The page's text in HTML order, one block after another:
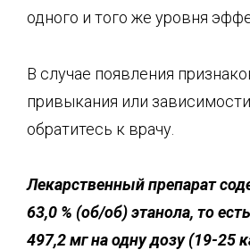
одного и того же уровня
В случае появления
привыкания или
обратитесь к врачу.
Лекарственный препарат
63,0 % (об/об) этанола, то
497,2 мг на одну дозу (19-25